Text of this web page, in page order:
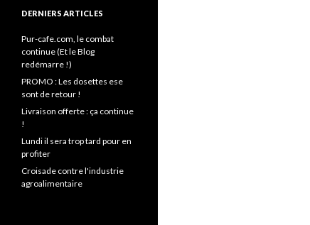
DERNIERS ARTICLES
Pur-cafe.com, le combat
continue (Et le Blog
redémarre !)
PROMO : Les dosettes ese
sont de retour !
Livraison offerte : ça continue
!
Lundi il sera trop tard pour en
profiter
Croisade contre l'industrie
agroalimentaire